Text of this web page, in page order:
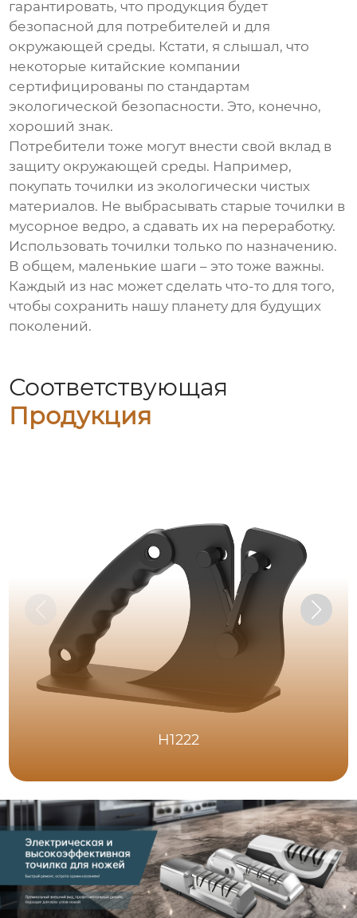
гарантировать, что продукция будет
безопасной для потребителей и для
окружающей среды. Кстати, я слышал, что
некоторые китайские компании
сертифицированы по стандартам
экологической безопасности. Это, конечно,
хороший знак.
Потребители тоже могут внести свой вклад в
защиту окружающей среды. Например,
покупать точилки из экологически чистых
материалов. Не выбрасывать старые точилки в
мусорное ведро, а сдавать их на переработку.
Использовать точилки только по назначению.
В общем, маленькие шаги – это тоже важны.
Каждый из нас может сделать что-то для того,
чтобы сохранить нашу планету для будущих
поколений.
Соответствующая
Продукция
H1222